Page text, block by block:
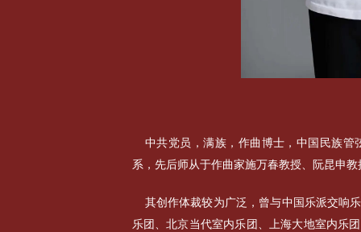
中共党员，满族，作曲博士，中国民族
系，先后师从于作曲家施万春教授、阮昆申教
其创作体裁较为广泛，曾与中国乐派交响
乐团、北京当代室内乐团、上海大地室内乐